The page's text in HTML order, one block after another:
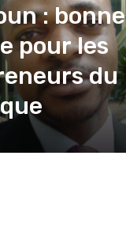
: bonne
pour les
du